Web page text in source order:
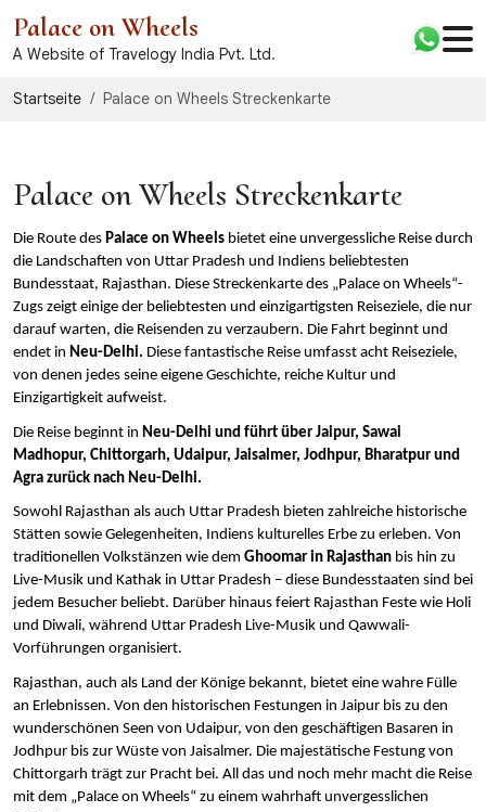
Palace on Wheels
A Website of Travelogy India Pvt. Ltd.
Startseite Palace on Wheels Streckenkarte
Palace on Wheels Streckenkarte
Die Route des Palace on Wheels bietet eine unvergessliche Reise durch
die Landschaften von Uttar Pradesh und Indiens beliebtesten
Bundesstaat, Rajasthan. Diese Streckenkarte des „Palace on Wheels“-
Zugs zeigt einige der beliebtesten und einzigartigsten Reiseziele, die nur
darauf warten, die Reisenden zu verzaubern. Die Fahrt beginnt und
endet in Neu-Delhi. Diese fantastische Reise umfasst acht Reiseziele,
von denen jedes seine eigene Geschichte, reiche Kultur und
Einzigartigkeit aufweist.
Die Reise beginnt in Neu-Delhi und führt über Jaipur, Sawai
Madhopur, Chittorgarh, Udaipur, Jaisalmer, Jodhpur, Bharatpur und
Agra zurück nach Neu-Delhi.
Sowohl Rajasthan als auch Uttar Pradesh bieten zahlreiche historische
Stätten sowie Gelegenheiten, Indiens kulturelles Erbe zu erleben. Von
traditionellen Volkstänzen wie dem Ghoomar in Rajasthan bis hin zu
Live-Musik und Kathak in Uttar Pradesh – diese Bundesstaaten sind bei
jedem Besucher beliebt. Darüber hinaus feiert Rajasthan Feste wie Holi
und Diwali, während Uttar Pradesh Live-Musik und Qawwali-
Vorführungen organisiert.
Rajasthan, auch als Land der Könige bekannt, bietet eine wahre Fülle
an Erlebnissen. Von den historischen Festungen in Jaipur bis zu den
wunderschönen Seen von Udaipur, von den geschäftigen Basaren in
Jodhpur bis zur Wüste von Jaisalmer. Die majestätische Festung von
Chittorgarh trägt zur Pracht bei. All das und noch mehr macht die Reise
mit dem „Palace on Wheels“ zu einem wahrhaft unvergesslichen